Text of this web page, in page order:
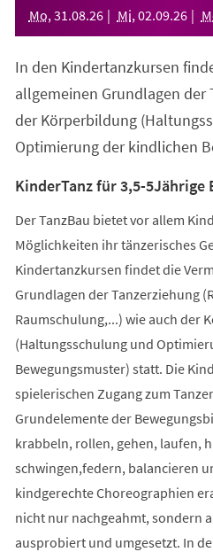
Mo, 31 .08.26 Mi, 02.09.26
In den Kindertanzkursen
allgemeinen Grundlagen der
der Körperbildung
Optimierung der kindlichen
KinderTanz für 3,5-
Der TanzBau bietet vor allem
Möglichkeiten ihr tänzerisches
Kindertanzkursen findet die
Grundlagen der Tanzerziehung
Raumschulung,...) wie auch der
(Haltungsschulung und
Bewegungsmuster) statt. Die
spielerischen Zugang zum
Grundelemente der
krabbeln, rollen, gehen, laufen,
schwingen,federn, balancieren
kindgerechte Choreographien
nicht nur nachgeahmt, sondern
ausprobiert und umgesetzt. In